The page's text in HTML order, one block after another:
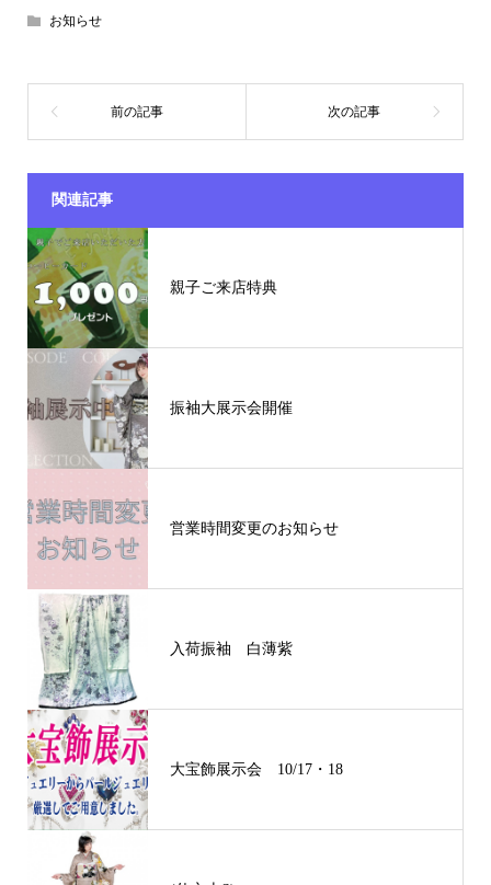
お知らせ
関連記事
親子ご来店特典
振袖大展示会開催
営業時間変更のお知らせ
入荷振袖 白薄紫
大宝飾展示会 10/17・18